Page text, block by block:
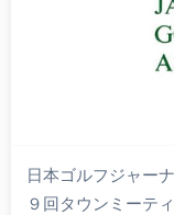
日本ゴルフジャー
９回タウンミーテ